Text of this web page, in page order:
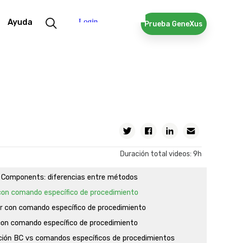
Ayuda Prueba GeneXus
Twitter FacebookLinkedin
Duración total videos: 9h
comando For each
de dos niveles
Components: diferencias entre métodos
comando específico de procedimiento
con comando específico de procedimiento
comando específico de procedimiento
BC vs comandos específicos de procedimientos